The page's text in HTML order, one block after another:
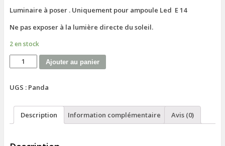
Luminaire à poser . Uniquement pour ampoule Led E 14
Ne pas exposer à la lumière directe du soleil.
2 en stock
Ajouter au panier
UGS : Panda
Description Information complémentaire Avis (0)